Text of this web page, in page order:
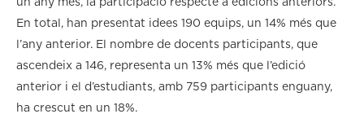
un any més, la participació respecte a edicions anteriors.
En total, han presentat idees 190 equips, un 14% més que
l’any anterior. El nombre de docents participants, que
ascendeix a 146, representa un 13% més que l’edició
anterior i el d’estudiants, amb 759 participants enguany,
ha crescut en un 18%.